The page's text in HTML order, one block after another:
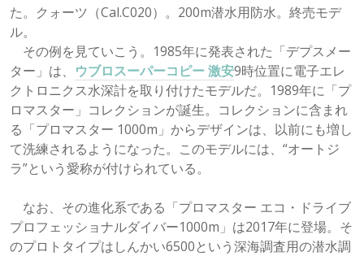
た。クォーツ（Cal.C020）。200m潜水用防水。終売モデ
ル。
その例を見ていこう。1985年に発表された「デプスメー
ター」は、 ウブロスーパーコピー 激安9時位置に電子エレ
クトロニクス水深計を取り付けたモデルだ。1989年に「プ
ロマスター」コレクションが誕生。コレクションに含まれ
る「プロマスター 1000m」からデザインは、以前にも増し
て洗練されるようになった。このモデルには、“オートジ
ラ”という愛称が付けられている。
なお、その進化系である「プロマスター エコ・ドライブ
プロフェッショナルダイバー1000m」は2017年に登場。そ
のプロトタイプはしんかい6500という深海調査用の潜水調